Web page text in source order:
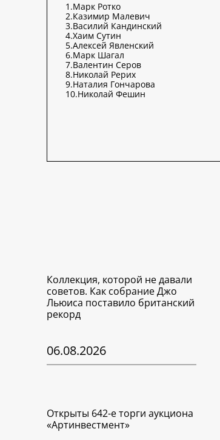
1.Марк Ротко
2.Казимир Малевич
3.Василий Кандинский
4.Хаим Сутин
5.Алексей Явленский
6.Марк Шагал
7.Валентин Серов
8.Николай Рерих
9.Наталия Гончарова
10.Николай Фешин
Коллекция, которой не давали
советов. Как собрание Джо
Льюиса поставило британский
рекорд
06.08.2026
Открыты 642-е торги аукциона
«Артинвестмент»